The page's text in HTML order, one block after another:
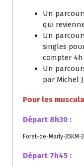
Un
qui
Un
singles
compter 4h
Un
par Michel
Pour les
Départ 8h30 :
Foret-de-Marly-35KM-
Départ 7h45 :